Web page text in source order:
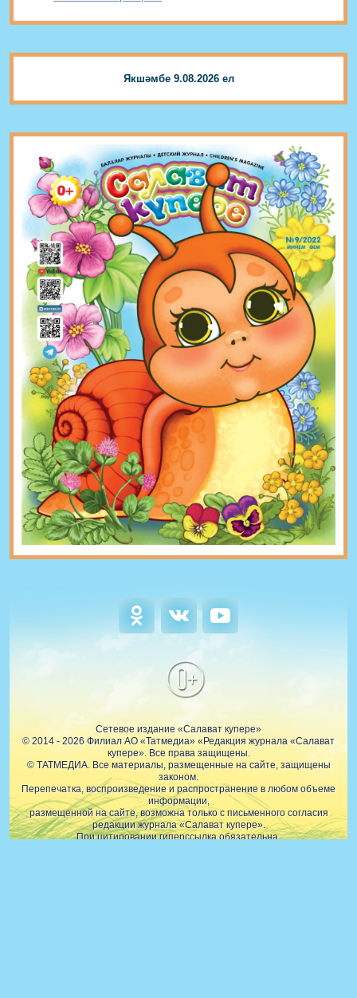
Якшәмбе 9.08.2026 ел
0+
Сетевое издание «Салават купере»
© 2014 - 2026 Филиал АО «Татмедиа» «Редакция журнала «Салават
купере». Все права защищены.
© ТАТМЕДИА. Все материалы, размещенные на сайте, защищены
законом.
Перепечатка, воспроизведение и распространение в любом объеме
информации,
размещенной на сайте, возможна только с письменного согласия
редакции журнала «Салават купере».
При цитировании гиперссылка обязательна.